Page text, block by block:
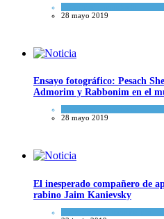
28 mayo 2019
Ensayo fotográfico: Pesach
Admorim y Rabbonim en el
28 mayo 2019
El inesperado compañero de
rabino Jaim Kanievsky